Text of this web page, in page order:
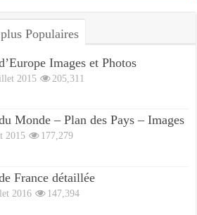
Populaires
Images et Photos
2015 205,311
Monde – Plan des Pays – Images
2015 177,279
France détaillée
2016 147,394